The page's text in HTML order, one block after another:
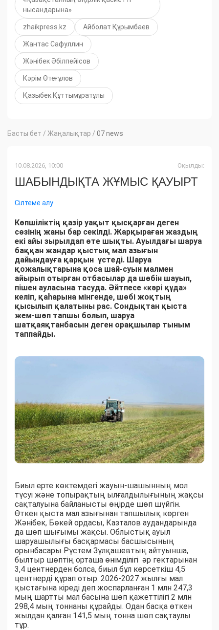
нысандарына»
zhaikpress.kz Айболат Құрымбаев
Жантас Сафуллин
Жәнібек Әбілпейісов
Кәрім Өтеғұлов
Қазыбек Құттымұратұлы
Басты бет / Жаңалықтар / 07 news
10.08.2026, 10:00 Оқылды:
ШАБЫНДЫҚТА ЖҰМЫС ҚАУЫРТ
Сілтеме алу
Көпшіліктің қазір уақыт қысқарған деген
сөзінің жаны бар секілді. Жарқыраған жаздың
екі айы зырылдап өте шықты. Ауылдағы шаруа
баққан жандар қыстық мал азығын
дайындауға қарқын үстеді. Шаруа
қожалықтарына қоса шай-суын малмен
айырып отырған отбасылар да шөбін шауып,
пішен ауласына тасуда. Әйтпесе «кәрі құда»
келіп, қаһарына мінгенде, шөбі жоқтың
қысылып қалатыны рас. Сондықтан қыста
жем-шөп тапшы болып, шаруа
шатқаяқтанбасын деген орақшылар тыным
таппайды.
Биыл ерте көктемдегі жауын-шашынның мол
түсуі және топырақтың ылғалдылығының жақсы
сақталуына байланысты өңірде шөп шүйгін.
Өткен қыста мал азығынан тапшылық көрген
Жәнібек, Бөкей ордасы, Казталов аудандарында
да шөп шығымы жақсы. Облыстық ауыл
шаруашылығы басқармасы басшысының
орынбасары Рүстем Зұлқашевтың айтуынша,
былтыр шөптің орташа өнімділігі әр гектарынан
3,4 центнерден болса, биыл бұл көрсеткіш 4,5
центнерді құрап отыр. 2026-2027 жылғы мал
қыстағына кіреді деп жоспарланған 1 млн 247,3
мың шартты мал басына шөп қажеттілігі 2 млн
298,4 мың тоннаны құрайды. Одан басқа өткен
жылдан қалған 141,5 мың тонна шөп сақтаулы
тұр.